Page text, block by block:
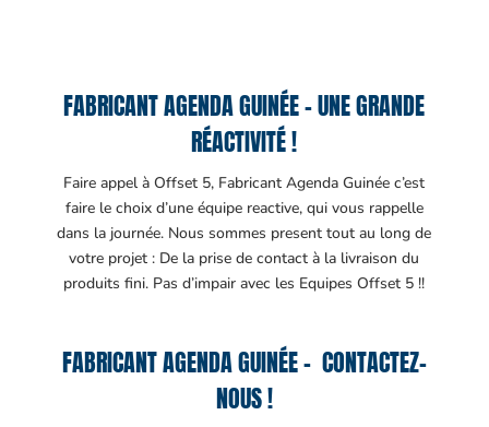
FABRICANT AGENDA GUINÉE – UNE GRANDE
RÉACTIVITÉ !
Faire appel à Offset 5, Fabricant Agenda Guinée c’est
faire le choix d’une équipe reactive, qui vous rappelle
dans la journée. Nous sommes present tout au long de
votre projet : De la prise de contact à la livraison du
produits fini. Pas d’impair avec les Equipes Offset 5 !!
FABRICANT AGENDA GUINÉE – CONTACTEZ-
NOUS !